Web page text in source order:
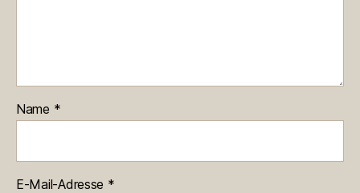
Name *
E-Mail-Adresse *